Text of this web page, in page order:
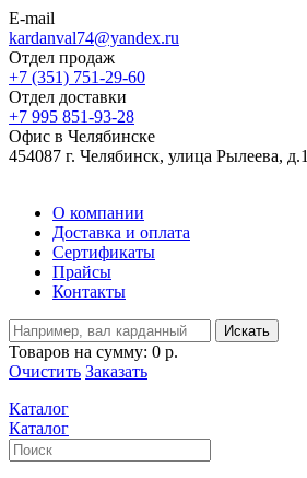
E-mail
kardanval74@yandex.ru
Отдел продаж
+7 (351) 751-29-60
Отдел доставки
+7 995 851-93-28
Офис в Челябинске
454087 г. Челябинск, улица Рылеева,
О компании
Доставка и оплата
Сертификаты
Прайсы
Контакты
Искать
Товаров на сумму: 0 р.
Очистить Заказать
Каталог
Каталог